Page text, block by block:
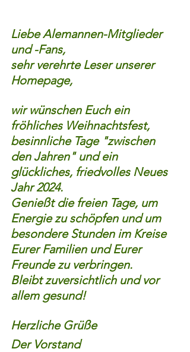
Liebe Alemannen-Mitglieder
und -Fans,
sehr verehrte Leser unserer
Homepage,
wir wünschen Euch ein
fröhliches Weihnachtsfest,
besinnliche Tage "zwischen
den Jahren" und ein
glückliches, friedvolles Neues
Jahr 2024.
Genießt die freien Tage, um
Energie zu schöpfen und um
besondere Stunden im Kreise
Eurer Familien und Eurer
Freunde zu verbringen.
Bleibt zuversichtlich und vor
allem gesund!
Herzliche Grüße
Der Vorstand